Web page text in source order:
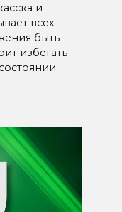
и
всех
быть
избегать